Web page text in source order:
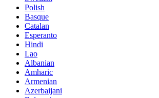
Polish
Basque
Catalan
Esperanto
Hindi
Lao
Albanian
Amharic
Armenian
Azerbaijani